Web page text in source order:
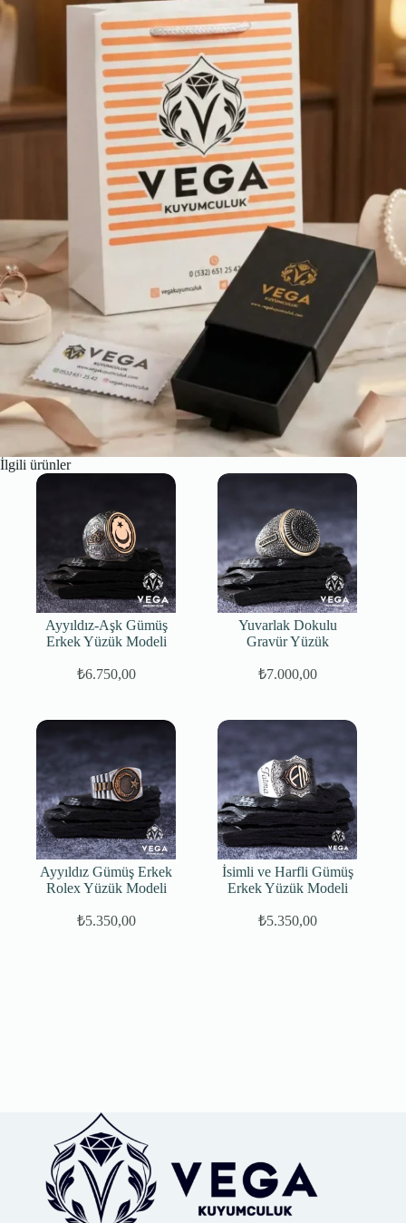
İlgili ürünler
Ayyıldız-Aşk Gümüş
Erkek Yüzük Modeli
₺6.750,00
Yuvarlak Dokulu
Gravür Yüzük
₺7.000,00
Ayyıldız Gümüş Erkek
Rolex Yüzük Modeli
₺5.350,00
İsimli ve Harfli Gümüş
Erkek Yüzük Modeli
₺5.350,00